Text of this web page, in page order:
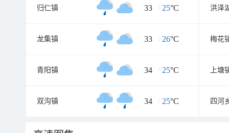
归仁镇 33 / 25°C 洪泽
龙集镇 33 / 26°C 梅花
青阳镇 34 / 25°C 上塘
双沟镇 34 / 25°C 四河